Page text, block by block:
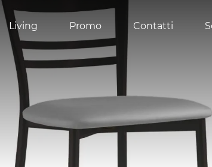
Living Promo Contatti